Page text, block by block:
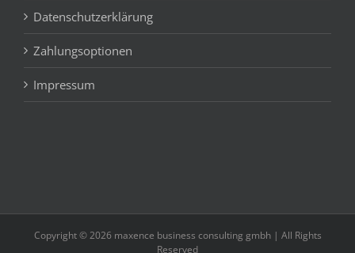
Datenschutzerklärung
Zahlungsoptionen
Impressum
Copyright © 2026 maxence business consulting gmbh | All Rights
Reserved